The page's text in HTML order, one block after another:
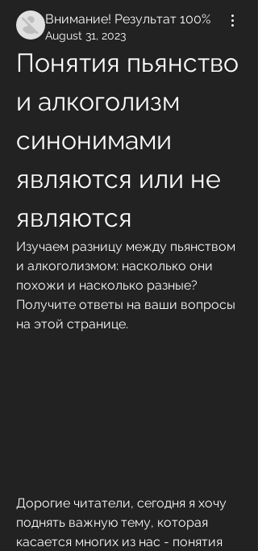
Внимание! Результат 100%
August 31, 2023
Понятия пьянство
и алкоголизм
синонимами
являются или не
являются
Изучаем разницу между пьянством
и алкоголизмом: насколько они
похожи и насколько разные?
Получите ответы на ваши вопросы
на этой странице.
Дорогие читатели, сегодня я хочу
поднять важную тему, которая
касается многих из нас - понятия